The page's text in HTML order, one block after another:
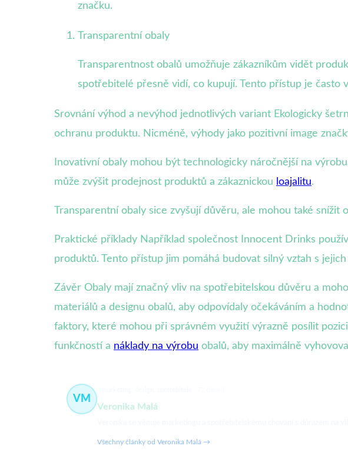
značku.
Transparentní obaly
Transparentnost obalů umožňuje zákazníkům vidět
spotřebitelé přesně vidí, co kupují. Tento přístup je často
Srovnání výhod a nevýhod jednotlivých variant Ekologicky
ochranu produktu. Nicméně, výhody jako pozitivní image
Inovativní obaly mohou být technologicky náročnější na
může zvýšit prodejnost produktů a zákaznickou loajalitu.
Transparentní obaly sice zvyšují důvěru, ale mohou také
Praktické příklady Například společnost Innocent Drinks
produktů. Tento přístup jim pomáhá budovat silný vztah s
Závěr Obaly mají značný vliv na spotřebitelskou důvěru a
materiálů a designu obalů, aby odpovídaly očekáváním a
faktory, které mohou při správném využití výrazně posílit
funkčností a náklady na výrobu obalů, aby maximálně
VM
Veronika Malá
Všechny články od Veronika Malá →